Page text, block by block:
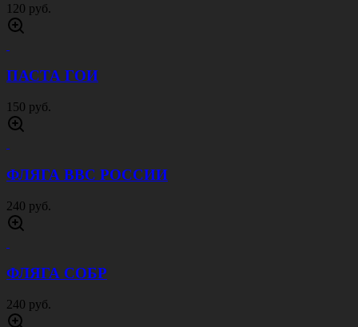
120 руб.
ПАСТА ГОИ
150 руб.
ФЛЯГА ВВС РОССИИ
240 руб.
ФЛЯГА СОБР
240 руб.